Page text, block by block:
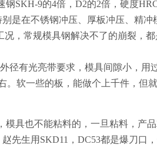
钢SKH-9的4倍，D2的2倍，硬度
是在不锈钢冲压、厚板冲压、精
，常规模具钢解决不了的崩裂，都
径有光亮带要求，模具间隙小，用
。软一些的板，能做个上千件，但
模具也不能粘料的，一旦粘料，产
先生用SKD11，DC53都是爆刀口